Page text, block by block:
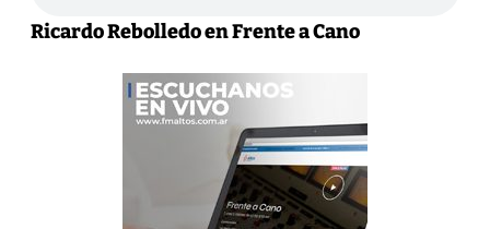
Ricardo Rebolledo en Frente a Cano